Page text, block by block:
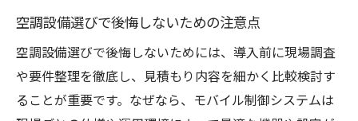
空調設備選びで後悔しないための注意点
空調設備選びで後悔しないためには、導入前に現場調査
や要件整理を徹底し、見積もり内容を細かく比較検討す
ることが重要です。なぜなら、モバイル制御システムは